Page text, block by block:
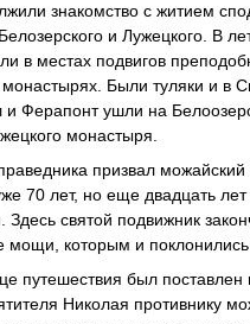
знакомство с житием
и Лужецкого. В
в местах подвигов
Были туляки и в
Ферапонт ушли на
монастыря.
призвал
70 лет, но еще двадцать
Здесь святой подвижник
мощи, которым и
путешествия был
Николая противнику